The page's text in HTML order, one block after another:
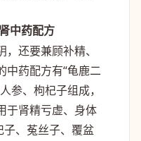
中药配方
还要兼顾补精、
中药配方有“龟鹿二
参、枸杞子组成，
于肾精亏虚、身体
子、菟丝子、覆盆